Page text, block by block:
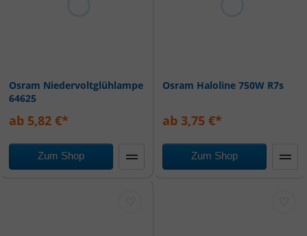
Osram Niedervoltglühlampe
64625
ab 5,82 €*
Zum Shop
Osram Haloline 750W R7s
ab 3,75 €*
Zum Shop
♡ ♡